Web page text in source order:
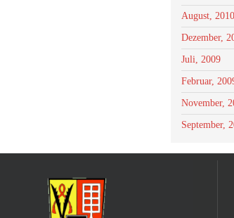
August, 2010
Dezember,
Juli, 2009
Februar,
November,
September,